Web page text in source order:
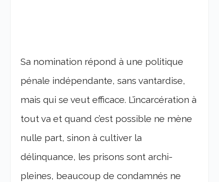
Sa nomination répond à une politique
pénale indépendante, sans vantardise,
mais qui se veut efficace. L’incarcération à
tout va et quand c’est possible ne mène
nulle part, sinon à cultiver la
délinquance, les prisons sont archi-
pleines, beaucoup de condamnés ne